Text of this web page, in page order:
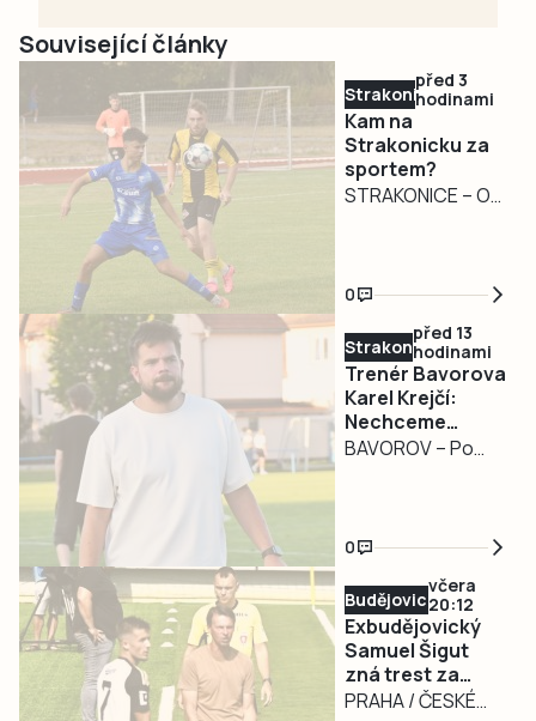
Související články
Strakonicko
před 3
hodinami
Kam na
Strakonicku za
sportem?
STRAKONICE – O
sportovní fandové
na Strakonicku
zase z čeho
vybírat.
0
Strakonicko
před 13
hodinami
Trenér Bavorova
Karel Krejčí:
Nechceme
budovat úplně
BAVOROV – Po
nová kapitola.
Karel Krejčí mladší
převzal před
novou sezonou
fotbalisty
Bavorova a už
naplno pracuje na
0
Budějovicko
včera
20:12
Exbudějovický
Samuel Šigut
zná trest za
úplatkářskou
PRAHA / ČESKÉ